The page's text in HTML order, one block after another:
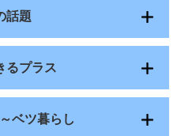
話題
るプラス
ベツ暮らし